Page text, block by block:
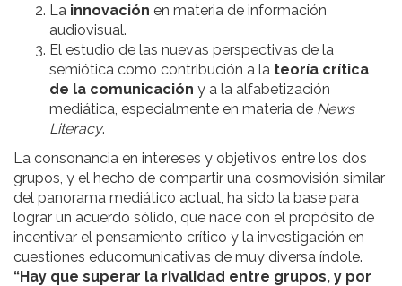
La innovación en materia de información
audiovisual.
El estudio de las nuevas perspectivas de la
semiótica como contribución a la teoría crítica
de la comunicación y a la alfabetización
mediática, especialmente en materia de News
Literacy.
La consonancia en intereses y objetivos entre los dos
grupos, y el hecho de compartir una cosmovisión similar
del panorama mediático actual, ha sido la base para
lograr un acuerdo sólido, que nace con el propósito de
incentivar el pensamiento crítico y la investigación en
cuestiones educomunicativas de muy diversa índole.
“Hay que superar la rivalidad entre grupos, y por